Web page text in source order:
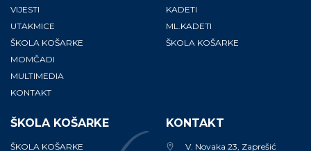
VIJESTI
UTAKMICE
ŠKOLA KOŠARKE
MOMČADI
MULTIMEDIA
KONTAKT
KADETI
ML.KADETI
ŠKOLA KOŠARKE
ŠKOLA KOŠARKE
ŠKOLA KOŠARKE
KONTAKT
V. Novaka 23, Zaprešić